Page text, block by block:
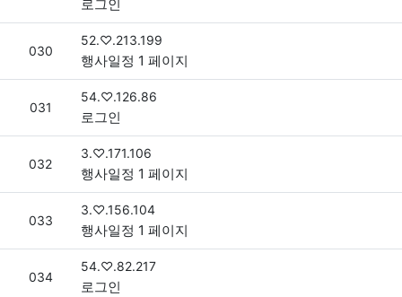
로그인
번호
030
접속자
52.♡.213.199
행사일정 1 페이지
번호
031
접속자
54.♡.126.86
로그인
번호
032
접속자
3.♡.171.106
행사일정 1 페이지
번호
033
접속자
3.♡.156.104
행사일정 1 페이지
번호
034
접속자
54.♡.82.217
로그인